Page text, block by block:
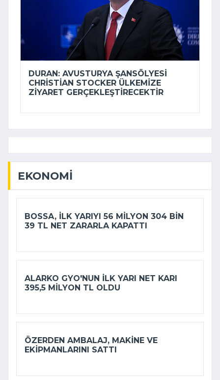
DURAN: AVUSTURYA ŞANSÖLYESI
CHRISTIAN STOCKER ÜLKEMIZE
ZIYARET GERÇEKLEŞTIRECEKTIR
EKONOMI
BOSSA, ILK YARIYI 56 MILYON 304 BIN
39 TL NET ZARARLA KAPATTI
ALARKO GYO'NUN ILK YARI NET KARI
395,5 MILYON TL OLDU
ÖZERDEN AMBALAJ, MAKINE VE
EKIPMANLARINI SATTI